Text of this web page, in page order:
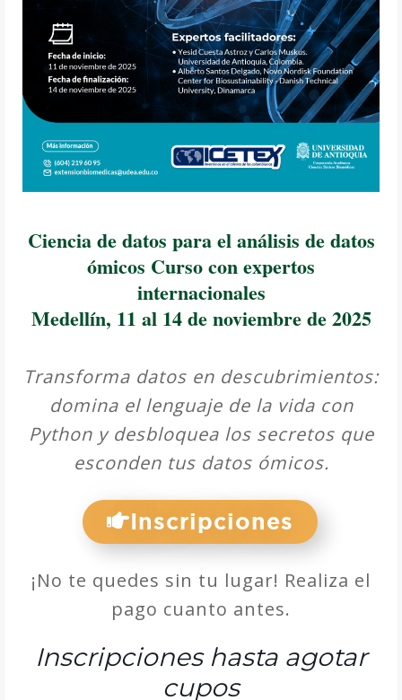
Ciencia de datos para el análisis de datos
ómicos Curso con expertos
internacionales
Medellín, 11 al 14 de noviembre de 2025
Transforma datos en descubrimientos:
domina el lenguaje de la vida con
Python y desbloquea los secretos que
esconden tus datos ómicos.
Inscripciones
¡No te quedes sin tu lugar! Realiza el
pago cuanto antes.
Inscripciones hasta agotar
cupos